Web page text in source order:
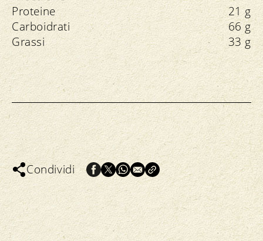
Proteine
21 g
Carboidrati
66 g
Grassi
33 g
Condividi